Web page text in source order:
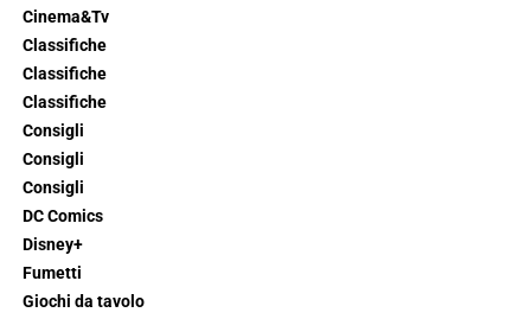
Cinema&Tv
Classifiche
Classifiche
Classifiche
Consigli
Consigli
Consigli
DC Comics
Disney+
Fumetti
Giochi da tavolo